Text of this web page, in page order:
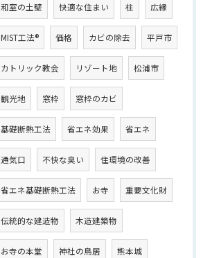
和室の土壁 快適な住まい 柱 広縁
MIST工法® 価格 カビの除去 平戸市
カトリック教会 リゾート地 松浦市
観光地 窓枠 窓枠のカビ
基礎断熱工法 省エネ効果 省エネ
通気口 不快な臭い 住環境の改善
省エネ基礎断熱工法 お寺 重要文化財
伝統的な建造物 木造建築物
お寺の本堂 神社の鳥居 熊本城